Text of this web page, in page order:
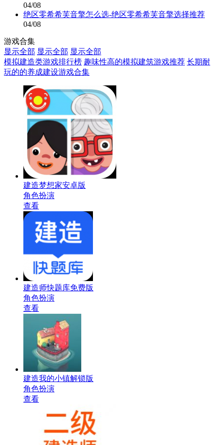
04/08
绝区零希希芙音擎怎么选-绝区零希希芙音擎选择推荐
04/08
游戏合集
显示全部 显示全部 显示全部
模拟建造类游戏排行榜 趣味性高的模拟建筑游戏推荐 长期耐
玩的的养成建设游戏合集
建造梦想家安卓版
角色扮演
查看
建造师快题库免费版
角色扮演
查看
建造我的小镇解锁版
角色扮演
查看